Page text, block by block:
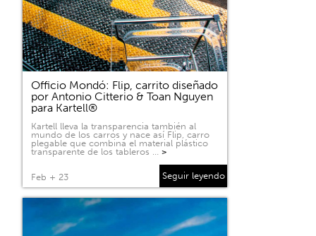
Officio Mondó: Flip, carrito diseñado
por Antonio Citterio & Toan Nguyen
para Kartell®
Kartell lleva la transparencia también al
mundo de los carros y nace así Flip, carro
plegable que combina el material plástico
transparente de los tableros … >
Feb + 23 Seguir leyendo